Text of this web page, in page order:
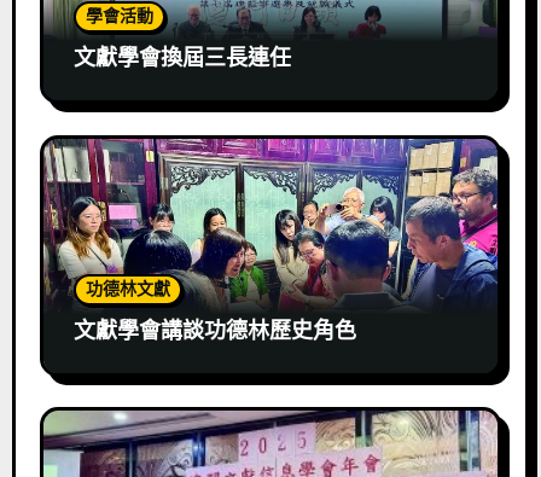
學會活動
文獻學會換屆三長連任
功德林文獻
文獻學會講談功德林歷史角色